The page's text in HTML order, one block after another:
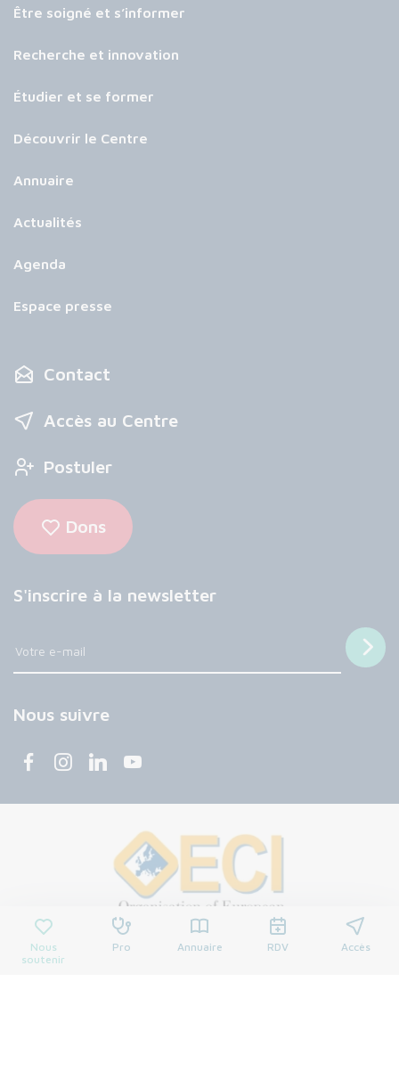
Nous
soutenir
Pro Annuaire RDV Accès
Être soigné et s’informer
Recherche et innovation
Étudier et se former
Découvrir le Centre
Annuaire
Actualités
Agenda
Espace presse
Contact
Accès au Centre
Postuler
Dons
S'inscrire à la newsletter
Nous suivre